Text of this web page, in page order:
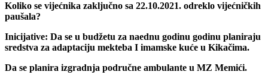
Koliko se vijećnika zaključno sa 22.10.2021. odreklo vijećničkih
paušala?
Inicijative: Da se u budžetu za naednu godinu godinu planiraju
sredstva za adaptaciju mekteba I imamske kuće u Kikačima.
Da se planira izgradnja područne ambulante u MZ Memići.